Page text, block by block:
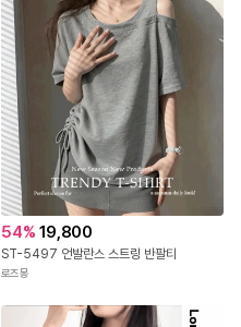
54% 19,800
ST-5497 언발란스 스트링 반팔티
로즈몽